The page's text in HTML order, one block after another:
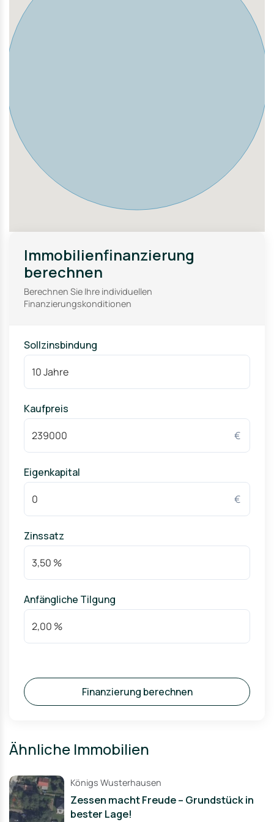
Ebenso befinden sich Einkaufsmöglichkeiten für den
täglichen Bedarf, Bushaltestellen sowie weitere
Angebote des öffentlichen Nahverkehrs in kurzer
Distanz.
deutlich entfernt von Hauptstraßen, was eine
außergewöhnlich ruhige und private Wohnsituation
schafft.
Die Umgebung lädt zu Spaziergängen, Radfahrten und
Erholung ein und verbindet naturnahes Wohnen mit
urbaner Erreichbarkeit – eine Lage mit hoher
Lebensqualität und langfristiger Attraktivität.
Immobilienfinanzierung
berechnen
Berechnen Sie Ihre individuellen
Finanzierungskonditionen
Sollzinsbindung
Kaufpreis
€
Eigenkapital
€
Zinssatz
Anfängliche Tilgung
Finanzierung berechnen
Ähnliche Immobilien
Königs Wusterhausen
Zessen macht Freude – Grundstück in
bester Lage!